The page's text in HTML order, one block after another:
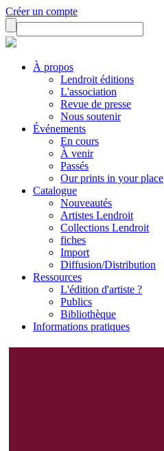
Créer un compte
À propos
Lendroit éditions
L'association
Revue de presse
Nous soutenir
Événements
En cours
À venir
Passés
Our prints in your place
Catalogue
Nouveautés
Artistes Lendroit
Collections Lendroit
fiches
Import
Diffusion/Distribution
Ressources
L'édition d'artiste ?
Publics
Bibliothèque
Informations pratiques